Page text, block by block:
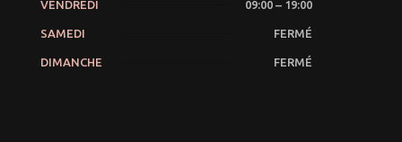
VENDREDI 09:00 – 19:00
SAMEDI FERMÉ
DIMANCHE FERMÉ